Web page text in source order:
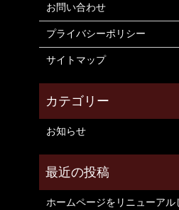
お問い合わせ
プライバシーポリシー
サイトマップ
お知らせ
ホームページをリニューアル